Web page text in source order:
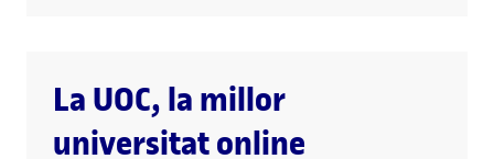
La UOC, la millor
universitat online